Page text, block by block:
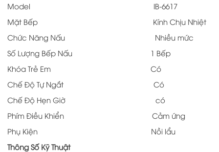
Model IB-6617
Mặt Bếp Kính Chịu Nhiệt
Chức Năng Nấu Nhiều mức
Số Lượng Bếp Nấu 1 Bếp
Khóa Trẻ Em Có
Chế Độ Tự Ngắt Có
Chế Độ Hẹn Giờ có
Phím Điều Khiển Cảm ứng
Phụ Kiện Nồi lẩu
Thông Số Kỹ Thuật